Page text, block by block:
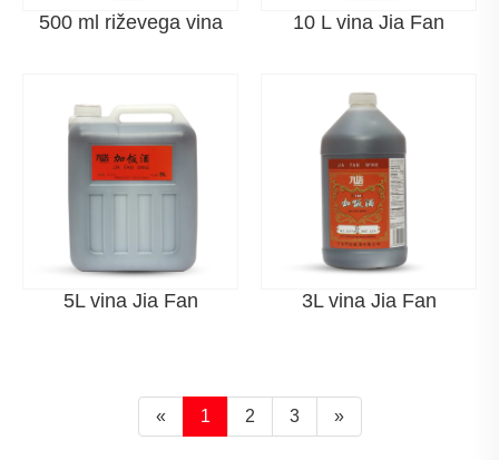
Tradicionalni postopek varjenja
Proizvedeno po tradicionalni metodi fermentacije s
tehnikami kojija in staranja, pri čemer so nekatere
vrhunske sorte zorele več let, da razvijejo edinstveno
kompleksnost okusa.
shranjena, bogatejša in bolj prefinjena sta njena aroma in
500 ml riževega vina 10 L vina Jia Fan
5L vina Jia Fan 3L vina Jia Fan
« 1 2 3 »